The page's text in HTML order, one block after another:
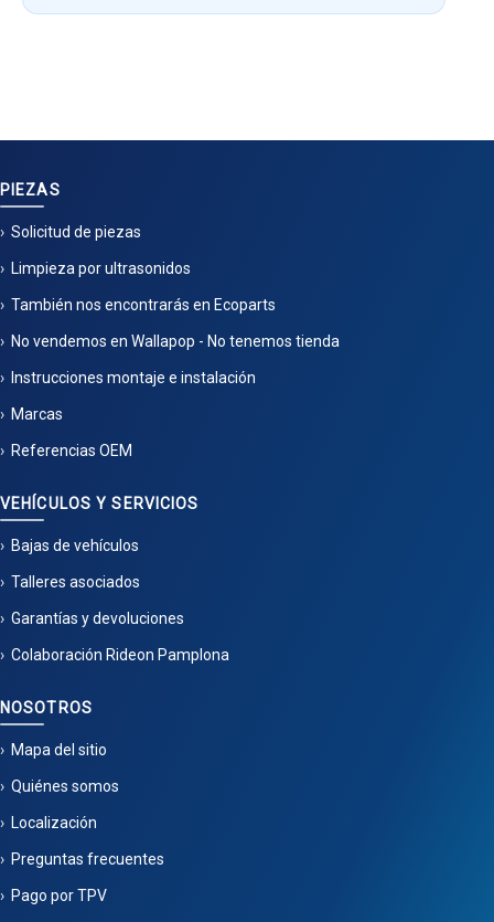
PIEZAS
Solicitud de piezas
Limpieza por ultrasonidos
También nos encontrarás en Ecoparts
No vendemos en Wallapop - No tenemos tienda
Instrucciones montaje e instalación
Marcas
Referencias OEM
VEHÍCULOS Y SERVICIOS
Bajas de vehículos
Talleres asociados
Garantías y devoluciones
Colaboración Rideon Pamplona
NOSOTROS
Mapa del sitio
Quiénes somos
Localización
Preguntas frecuentes
Pago por TPV